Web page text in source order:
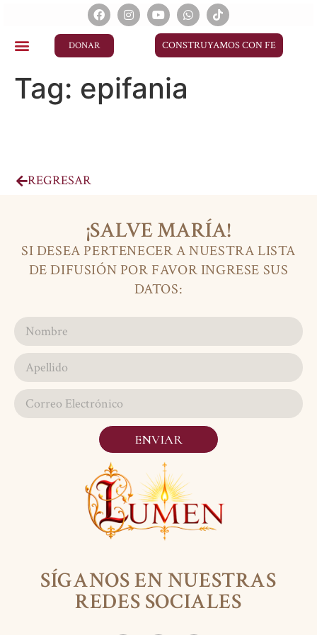
DONAR CONSTRUYAMOS CON FE
Tag: epifania
REGRESAR
SÍGANOS EN NUESTRAS
REDES SOCIALES
¡SALVE MARÍA!
SI DESEA PERTENECER A NUESTRA LISTA
DE DIFUSIÓN POR FAVOR INGRESE SUS
DATOS:
ENVIAR